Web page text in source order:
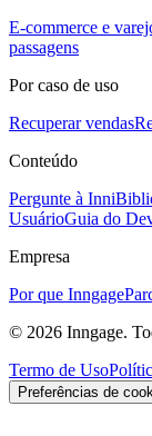
E-commerce e
passagens
Por caso de uso
Recuperar vendas
Conteúdo
Pergunte à Inni
UsuárioGuia do
Empresa
Por que Inngage
© 2026 Inngage.
Termo de Uso
Preferências de